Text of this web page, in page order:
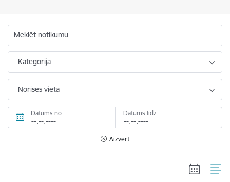
Meklēt notikumu
Kategorija
Norises vieta
Datums no Datums līdz
Aizvērt